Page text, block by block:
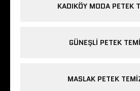
KADIKÖY MODA PETEK
GÜNEŞLI PETEK
MASLAK PETEK